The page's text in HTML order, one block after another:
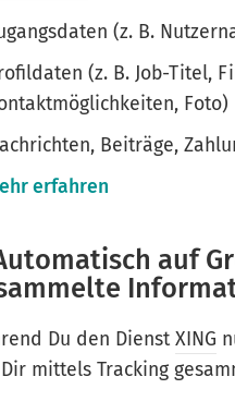
(z. B.
(z. B. Job-Titel,
Foto)
Beiträge,
erfahren
auf
Du den DienstXING
mittels Tracking